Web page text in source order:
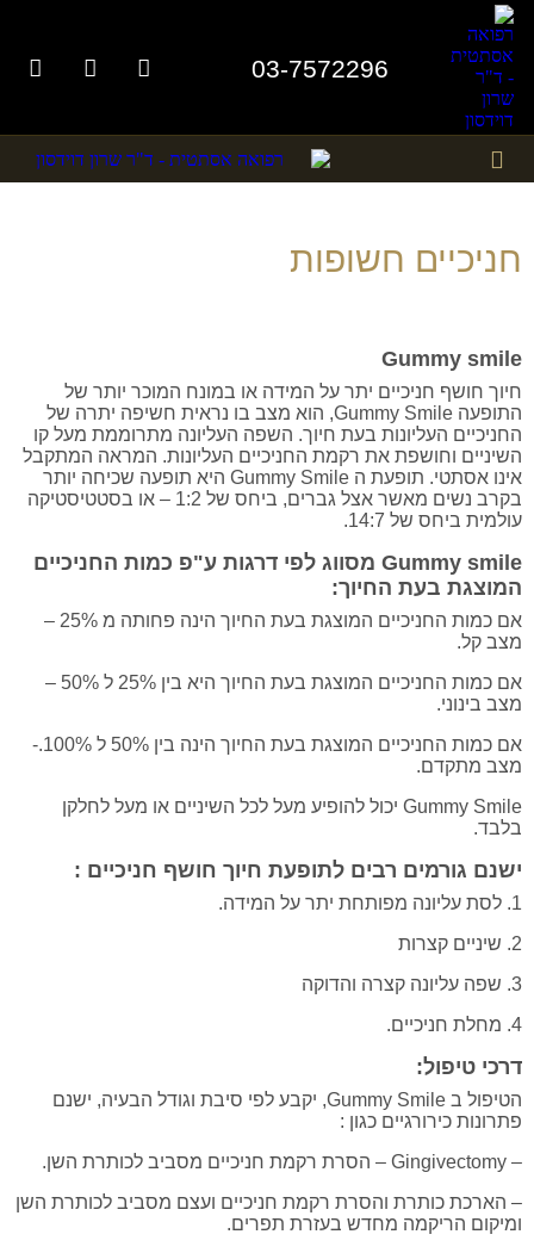
03-7572296
חניכיים חשופות
Gummy smile
חיוך חושף חניכיים יתר על המידה או במונח המוכר יותר של
התופעה Gummy Smile, הוא מצב בו נראית חשיפה יתרה של
החניכיים העליונות בעת חיוך. השפה העליונה מתרוממת מעל קו
השיניים וחושפת את רקמת החניכיים העליונות. המראה המתקבל
אינו אסתטי. תופעת ה Gummy Smile היא תופעה שכיחה יותר
בקרב נשים מאשר אצל גברים, ביחס של 1:2 – או בסטטיסטיקה
עולמית ביחס של 14:7.
Gummy smile מסווג לפי דרגות ע"פ כמות החניכיים
המוצגת בעת החיוך:
אם כמות החניכיים המוצגת בעת החיוך הינה פחותה מ 25% –
מצב קל.
אם כמות החניכיים המוצגת בעת החיוך היא בין 25% ל 50% –
מצב בינוני.
אם כמות החניכיים המוצגת בעת החיוך הינה בין 50% ל 100%.-
מצב מתקדם.
Gummy Smile יכול להופיע מעל לכל השיניים או מעל לחלקן
בלבד.
ישנם גורמים רבים לתופעת חיוך חושף חניכיים :
1. לסת עליונה מפותחת יתר על המידה.
2. שיניים קצרות
3. שפה עליונה קצרה והדוקה
4. מחלת חניכיים.
דרכי טיפול:
הטיפול ב Gummy Smile, יקבע לפי סיבת וגודל הבעיה, ישנם
פתרונות כירורגיים כגון :
– Gingivectomy – הסרת רקמת חניכיים מסביב לכותרת השן.
– הארכת כותרת והסרת רקמת חניכיים ועצם מסביב לכותרת השן
ומיקום הריקמה מחדש בעזרת תפרים.